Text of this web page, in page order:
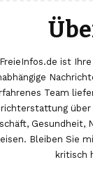
FreieInfos.de ist
Team
Gesundheit,
Bleiben Sie
kritisch